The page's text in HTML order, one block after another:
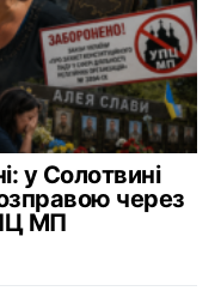
у Солотвині
через
МП